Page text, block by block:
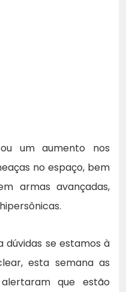
um aumento nos
no espaço, bem
armas avançadas,
dúvidas se estamos à
esta semana as
que estão